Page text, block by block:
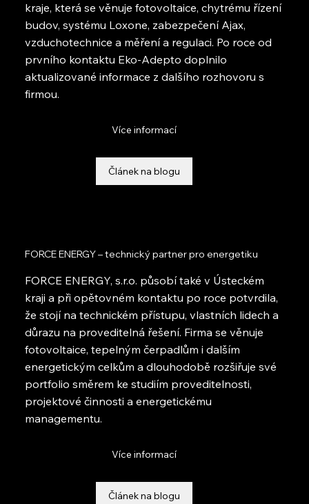
kraje, která se věnuje fotovoltaice, chytrému řízení
budov, systému Loxone, zabezpečení Ajax,
vzduchotechnice a měření a regulaci. Po roce od
prvního kontaktu Eko-Adepto doplnilo
aktualizované informace z dalšího rozhovoru s
firmou.
Více informací
Článek na blogu
FORCE ENERGY – technický partner pro energetiku
FORCE ENERGY, s.r.o. působí také v Ústeckém
kraji a při opětovném kontaktu po roce potvrdila,
že stojí na technickém přístupu, vlastních lidech a
důrazu na proveditelná řešení. Firma se věnuje
fotovoltaice, tepelným čerpadlům i dalším
energetickým celkům a dlouhodobě rozšiřuje své
portfolio směrem ke studiím proveditelnosti,
projektové činnosti a energetickému
managementu.
Více informací
Článek na blogu